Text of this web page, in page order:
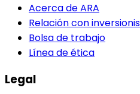
Acerca de ARA
Relación con
Bolsa de trabajo
Línea de ética
Legal